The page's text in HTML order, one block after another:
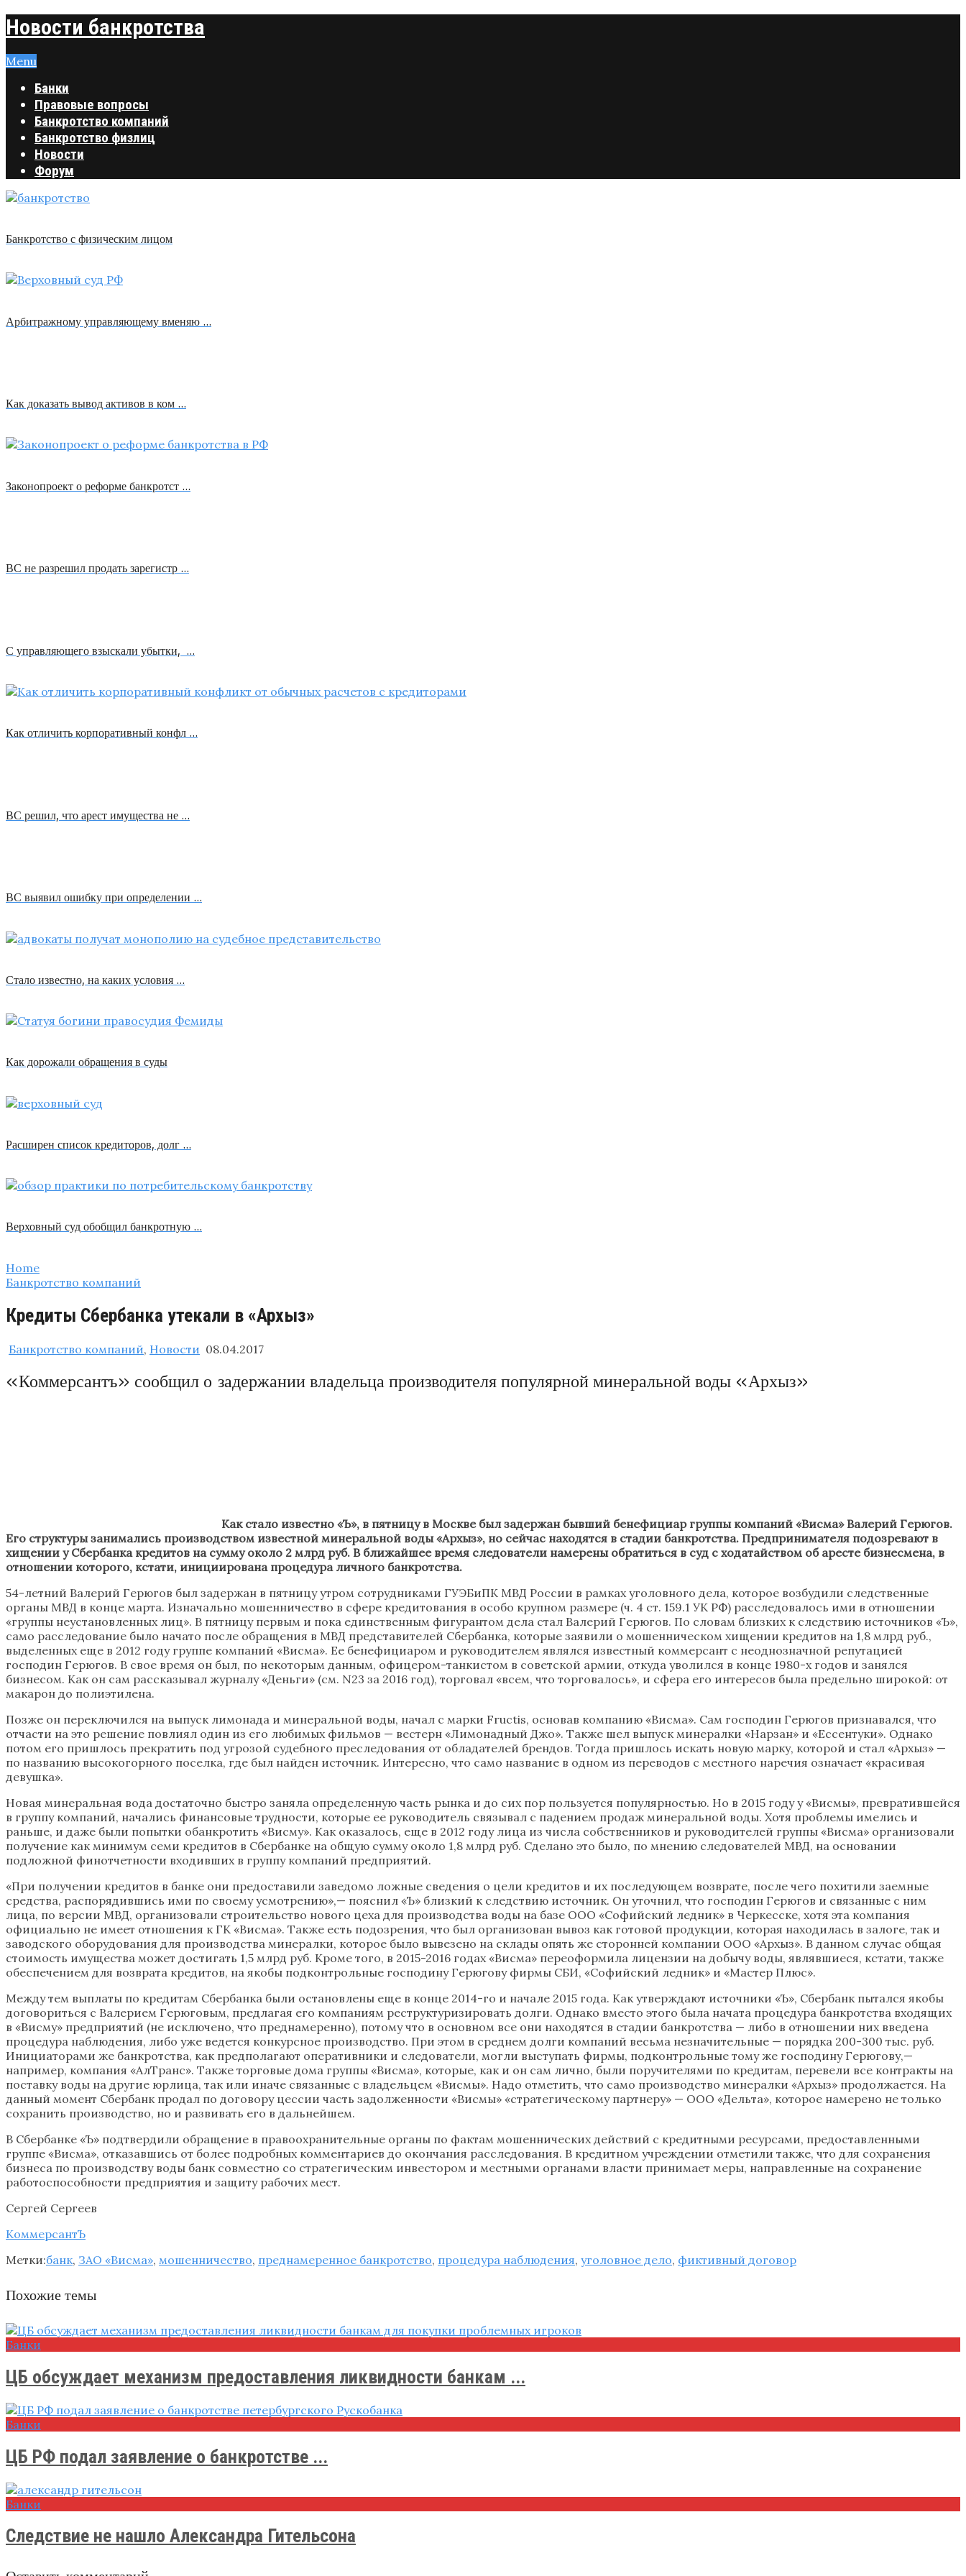
Новости банкротства
Menu
Банки
Правовые вопросы
Банкротство компаний
Банкротство физлиц
Новости
Форум
Банкротство с физическим лицом
Арбитражному управляющему вменяю …
Как доказать вывод активов в ком …
Законопроект о реформе банкротст …
ВС не разрешил продать зарегистр …
С управляющего взыскали убытки, …
Как отличить корпоративный конфл …
ВС решил, что арест имущества не …
ВС выявил ошибку при определении …
Стало известно, на каких условия …
Как дорожали обращения в суды
Расширен список кредиторов, долг …
Верховный суд обобщил банкротную …
Home
Банкротство компаний
Кредиты Сбербанка утекали в «Архыз»
Банкротство компаний, Новости 08.04.2017
«Коммерсантъ» сообщил о задержании владельца производителя популярной минеральной воды «Архыз»
Как стало известно «Ъ», в пятницу в Москве был задержан бывший бенефициар группы компаний «Висма» Валерий Герюгов.
Его структуры занимались производством известной минеральной воды «Архыз», но сейчас находятся в стадии банкротства. Предпринимателя подозревают в
хищении у Сбербанка кредитов на сумму около 2 млрд руб. В ближайшее время следователи намерены обратиться в суд с ходатайством об аресте бизнесмена, в
отношении которого, кстати, инициирована процедура личного банкротства.
54-летний Валерий Герюгов был задержан в пятницу утром сотрудниками ГУЭБиПК МВД России в рамках уголовного дела, которое возбудили следственные
органы МВД в конце марта. Изначально мошенничество в сфере кредитования в особо крупном размере (ч. 4 ст. 159.1 УК РФ) расследовалось ими в отношении
«группы неустановленных лиц». В пятницу первым и пока единственным фигурантом дела стал Валерий Герюгов. По словам близких к следствию источников «Ъ»,
само расследование было начато после обращения в МВД представителей Сбербанка, которые заявили о мошенническом хищении кредитов на 1,8 млрд руб.,
выделенных еще в 2012 году группе компаний «Висма». Ее бенефициаром и руководителем являлся известный коммерсант с неоднозначной репутацией
господин Герюгов. В свое время он был, по некоторым данным, офицером-танкистом в советской армии, откуда уволился в конце 1980-х годов и занялся
бизнесом. Как он сам рассказывал журналу «Деньги» (см. N23 за 2016 год), торговал «всем, что торговалось», и сфера его интересов была предельно широкой: от
макарон до полиэтилена.
Позже он переключился на выпуск лимонада и минеральной воды, начал с марки Fructis, основав компанию «Висма». Сам господин Герюгов признавался, что
отчасти на это решение повлиял один из его любимых фильмов — вестерн «Лимонадный Джо». Также шел выпуск минералки «Нарзан» и «Ессентуки». Однако
потом его пришлось прекратить под угрозой судебного преследования от обладателей брендов. Тогда пришлось искать новую марку, которой и стал «Архыз» —
по названию высокогорного поселка, где был найден источник. Интересно, что само название в одном из переводов с местного наречия означает «красивая
девушка».
Новая минеральная вода достаточно быстро заняла определенную часть рынка и до сих пор пользуется популярностью. Но в 2015 году у «Висмы», превратившейся
в группу компаний, начались финансовые трудности, которые ее руководитель связывал с падением продаж минеральной воды. Хотя проблемы имелись и
раньше, и даже были попытки обанкротить «Висму». Как оказалось, еще в 2012 году лица из числа собственников и руководителей группы «Висма» организовали
получение как минимум семи кредитов в Сбербанке на общую сумму около 1,8 млрд руб. Сделано это было, по мнению следователей МВД, на основании
подложной финотчетности входивших в группу компаний предприятий.
«При получении кредитов в банке они предоставили заведомо ложные сведения о цели кредитов и их последующем возврате, после чего похитили заемные
средства, распорядившись ими по своему усмотрению»,— пояснил «Ъ» близкий к следствию источник. Он уточнил, что господин Герюгов и связанные с ним
лица, по версии МВД, организовали строительство нового цеха для производства воды на базе ООО «Софийский ледник» в Черкесске, хотя эта компания
официально не имеет отношения к ГК «Висма». Также есть подозрения, что был организован вывоз как готовой продукции, которая находилась в залоге, так и
заводского оборудования для производства минералки, которое было вывезено на склады опять же сторонней компании ООО «Архыз». В данном случае общая
стоимость имущества может достигать 1,5 млрд руб. Кроме того, в 2015-2016 годах «Висма» переоформила лицензии на добычу воды, являвшиеся, кстати, также
обеспечением для возврата кредитов, на якобы подконтрольные господину Герюгову фирмы СБИ, «Софийский ледник» и «Мастер Плюс».
Между тем выплаты по кредитам Сбербанка были остановлены еще в конце 2014-го и начале 2015 года. Как утверждают источники «Ъ», Сбербанк пытался якобы
договориться с Валерием Герюговым, предлагая его компаниям реструктуризировать долги. Однако вместо этого была начата процедура банкротства входящих
в «Висму» предприятий (не исключено, что преднамеренно), потому что в основном все они находятся в стадии банкротства — либо в отношении них введена
процедура наблюдения, либо уже ведется конкурсное производство. При этом в среднем долги компаний весьма незначительные — порядка 200-300 тыс. руб.
Инициаторами же банкротства, как предполагают оперативники и следователи, могли выступать фирмы, подконтрольные тому же господину Герюгову,—
например, компания «АлТранс». Также торговые дома группы «Висма», которые, как и он сам лично, были поручителями по кредитам, перевели все контракты на
поставку воды на другие юрлица, так или иначе связанные с владельцем «Висмы». Надо отметить, что само производство минералки «Архыз» продолжается. На
данный момент Сбербанк продал по договору цессии часть задолженности «Висмы» «стратегическому партнеру» — ООО «Дельта», которое намерено не только
сохранить производство, но и развивать его в дальнейшем.
В Сбербанке «Ъ» подтвердили обращение в правоохранительные органы по фактам мошеннических действий с кредитными ресурсами, предоставленными
группе «Висма», отказавшись от более подробных комментариев до окончания расследования. В кредитном учреждении отметили также, что для сохранения
бизнеса по производству воды банк совместно со стратегическим инвестором и местными органами власти принимает меры, направленные на сохранение
работоспособности предприятия и защиту рабочих мест.
Сергей Сергеев
КоммерсантЪ
Метки:банк, ЗАО «Висма», мошенничество, преднамеренное банкротство, процедура наблюдения, уголовное дело, фиктивный договор
Похожие темы
Банки
ЦБ обсуждает механизм предоставления ликвидности банкам ...
Банки
ЦБ РФ подал заявление о банкротстве ...
Банки
Следствие не нашло Александра Гительсона